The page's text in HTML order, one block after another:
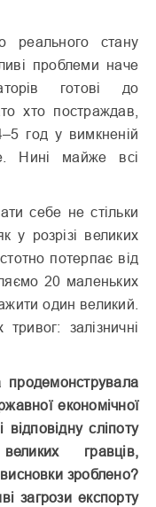
стану
проблеми наче
готові до
хто постраждав,
год у вимкненій
Нині майже всі
себе не стільки
у розрізі великих
потерпає від
20 маленьких
один великий.
залізничні
продемонструвала
економічної
сліпоту
гравців,
зроблено?
загрози експорту